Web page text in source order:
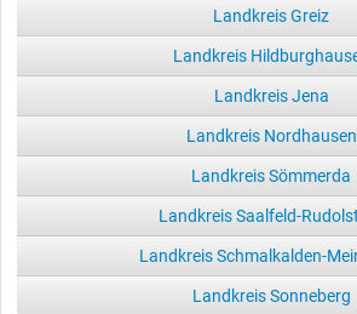
Landkreis Greiz
Landkreis
Landkreis Jena
Landkreis Nordhausen
Landkreis Sömmerda
Landkreis Saalfeld-
Landkreis Schmalkalden-
Landkreis Sonneberg